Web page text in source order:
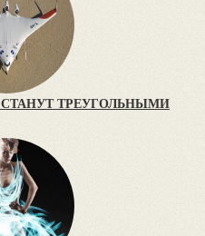
ТРЕУГОЛЬНЫМИ